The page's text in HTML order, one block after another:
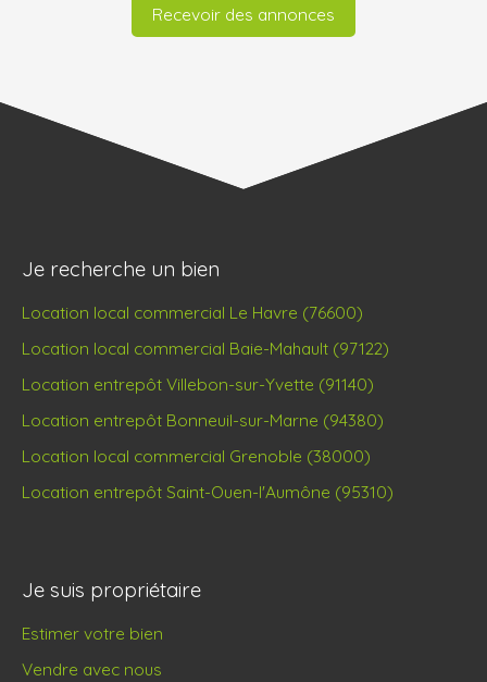
Recevoir des annonces
Je recherche un bien
Location local commercial Le Havre (76600)
Location local commercial Baie-Mahault (97122)
Location entrepôt Villebon-sur-Yvette (91140)
Location entrepôt Bonneuil-sur-Marne (94380)
Location local commercial Grenoble (38000)
Location entrepôt Saint-Ouen-l'Aumône (95310)
Je suis propriétaire
Estimer votre bien
Vendre avec nous